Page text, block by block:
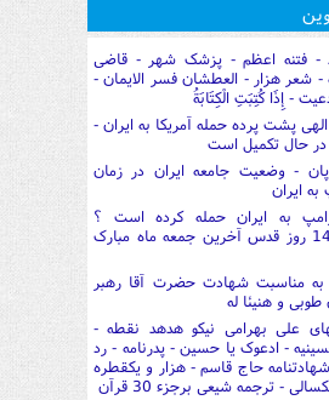
- فتنه اعظم - پزشک شهر - قاضی
- شعر هزار - العطشان فسر الایمان -
- إِذَا كُتِبَتِ الْكِتَابَةُ
پشت پرده حمله آمریکا به ایران -
حال تکمیل است
- وضعیت جامعه ایران در زمان
ایران
به ایران حمله کرده است ؟
1404.12.23 روز قدس آخرین جمعه ماه مبارک
به مناسبت شهادت حضرت آقا رهبر
و هنیئا له
علی بهرامی نیکو هدهد نقطه -
- ادعوک یا حسین - پدرنامه - رد
حاج قاسم - هزار و یکقطره
- ترجمه شیعی برجزء 30 قرآن